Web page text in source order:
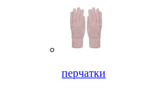
перчатки